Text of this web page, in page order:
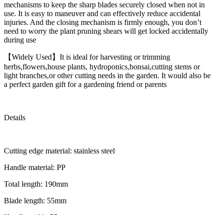
mechanisms to keep the sharp blades securely closed when not in
use. It is easy to maneuver and can effectively reduce accidental
injuries. And the closing mechanism is firmly enough, you don’t
need to worry the plant pruning shears will get locked accidentally
during use
【Widely Used】It is ideal for harvesting or trimming
herbs,flowers,house plants, hydroponics,bonsai,cutting stems or
light branches,or other cutting needs in the garden. It would also be
a perfect garden gift for a gardening friend or parents
Details
Cutting edge material: stainless steel
Handle material: PP
Total length: 190mm
Blade length: 55mm